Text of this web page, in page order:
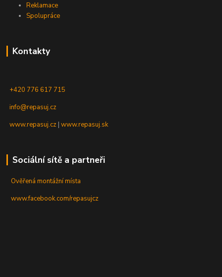
Reklamace
Spolupráce
Kontakty
+420 776 617 715
info@repasuj.cz
www.repasuj.cz |www.repasuj.sk
Sociální sítě a partneři
Ověřená montážní místa
www.facebook.com/repasujcz